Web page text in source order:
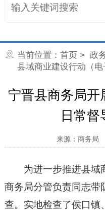
当前位置： 首页 > 政
县域商业建设行动（电
宁晋县商务局开
日常督
来源：商务局
为进一步推进县域
商务局分管负责同志带
查。实地检查了侯口镇